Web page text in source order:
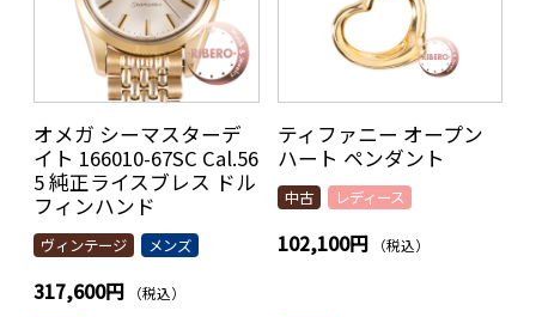
オメガ シーマスターデ
イト 166010-67SC Cal.56
5 純正ライスブレス ドル
フィンハンド
ヴィンテージ メンズ
317,600円 （税込）
ティファニー オープン
ハート ペンダント
中古 レディース
102,100円 （税込）